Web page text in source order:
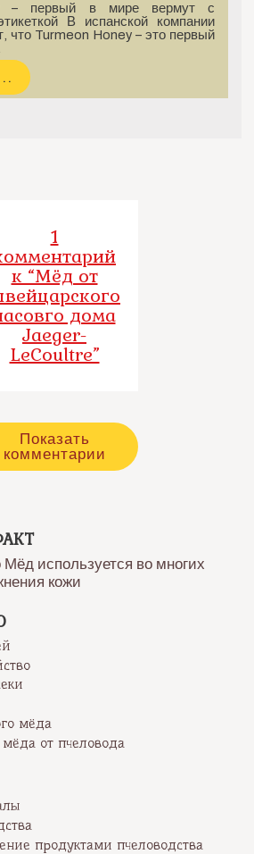
– первый в мире вермут с
В испанской компании
что Turmeon Honey – это первый
1
к “Мёд от
дома
Jaeger-
LeCoultre”
Показать
комментарии
используется во многих
кожи
мёда
от пчеловода
продуктами пчеловодства